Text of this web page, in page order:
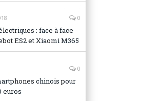
0
: face à face
ES2 et Xiaomi M365
0
chinois pour
euros